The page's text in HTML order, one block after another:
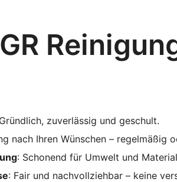
zuverlässig und geschult.
nach Ihren Wünschen – regelmäßig
: Schonend für Umwelt und
: Fair und nachvollziehbar – keine